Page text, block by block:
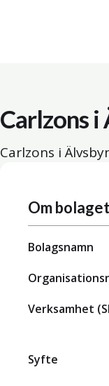
Carlzons i
Carlzons i
Om bolaget
Bolagsnamn
Verksamhet
Syfte